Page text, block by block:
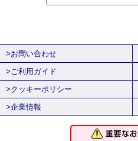
>お問い合わせ
>ご利用ガイド
>クッキーポリシー
>企業情報